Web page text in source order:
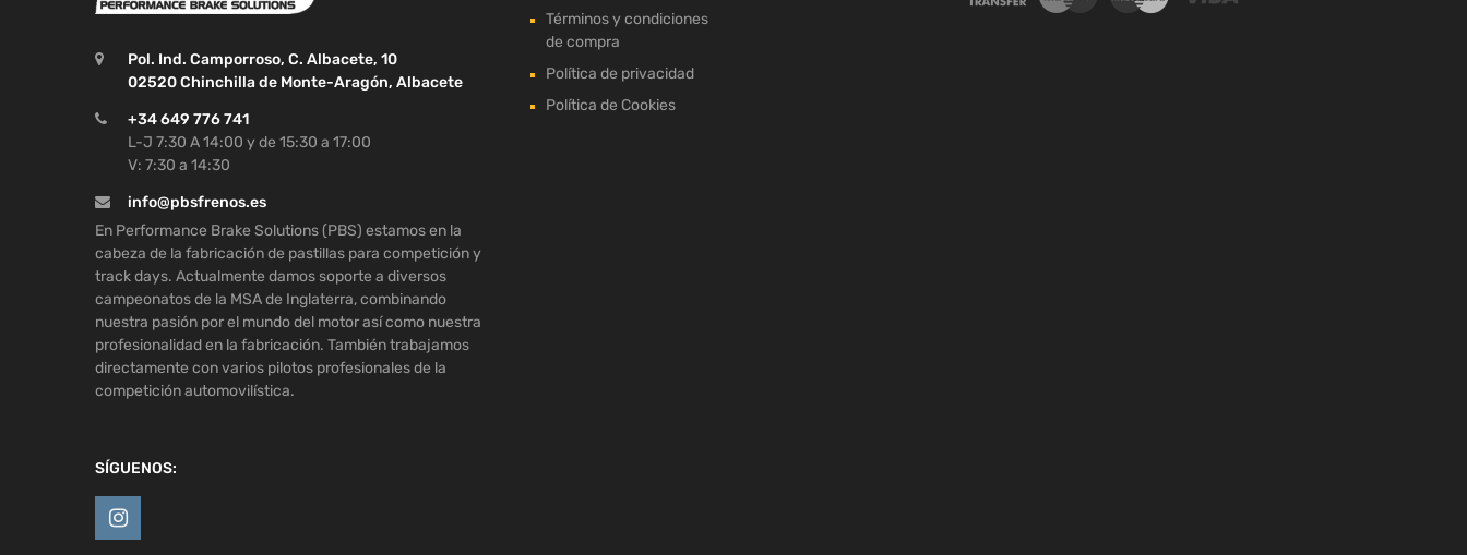
Pol. Ind. Camporroso, C. Albacete, 10
02520 Chinchilla de Monte-Aragón, Albacete
+34 649 776 741
L-J 7:30 A 14:00 y de 15:30 a 17:00
V: 7:30 a 14:30
info@pbsfrenos.es
En Performance Brake Solutions (PBS) estamos en la
cabeza de la fabricación de pastillas para competición y
track days. Actualmente damos soporte a diversos
campeonatos de la MSA de Inglaterra, combinando
nuestra pasión por el mundo del motor así como nuestra
profesionalidad en la fabricación. También trabajamos
directamente con varios pilotos profesionales de la
competición automovilística.
SÍGUENOS:
Términos y condiciones
de compra
Política de privacidad
Política de Cookies